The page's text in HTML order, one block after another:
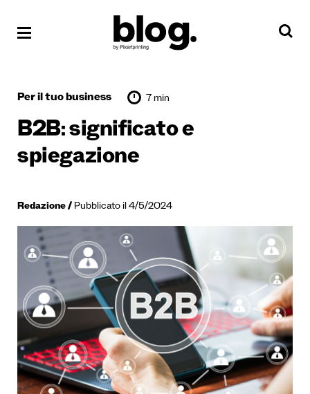
Per il tuo business 7 min
B2B: significato e
spiegazione
Redazione Pubblicato il 4/5/2024